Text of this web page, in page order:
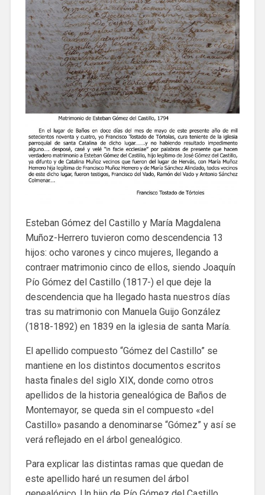
Esteban Gómez del Castillo y María Magdalena
Muñoz-Herrero tuvieron como descendencia 13
hijos: ocho varones y cinco mujeres, llegando a
contraer matrimonio cinco de ellos, siendo Joaquín
Pío Gómez del Castillo (1817-) el que deje la
descendencia que ha llegado hasta nuestros días
tras su matrimonio con Manuela Guijo González
(1818-1892) en 1839 en la iglesia de santa María.
El apellido compuesto “Gómez del Castillo” se
mantiene en los distintos documentos escritos
hasta finales del siglo XIX, donde como otros
apellidos de la historia genealógica de Baños de
Montemayor, se queda sin el compuesto «del
Castillo» pasando a denominarse “Gómez” y así se
verá reflejado en el árbol genealógico.
Para explicar las distintas ramas que quedan de
este apellido haré un resumen del árbol